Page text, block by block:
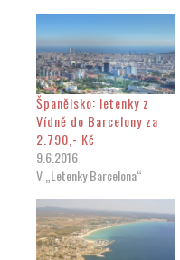
Španělsko: letenky z
Vídně do Barcelony za
2.790,- Kč
9.6.2016
V „Letenky Barcelona“